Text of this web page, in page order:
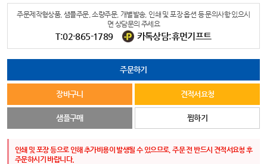
주문제작형상품, 샘플주문, 소량주문, 개별발송, 인쇄 및 포장 옵션 등 문의사항 있으시
면 상담문의 주세요
T:02-865-1789 카톡상담:휴먼기프트
주문하기
장바구니 견적서요청
샘플구매 찜하기
인쇄 및 포장 등으로 인해 추가비용이 발생될 수 있으므로, 주문 전 반드시 견적서요청 후
주문하시기 바랍니다.